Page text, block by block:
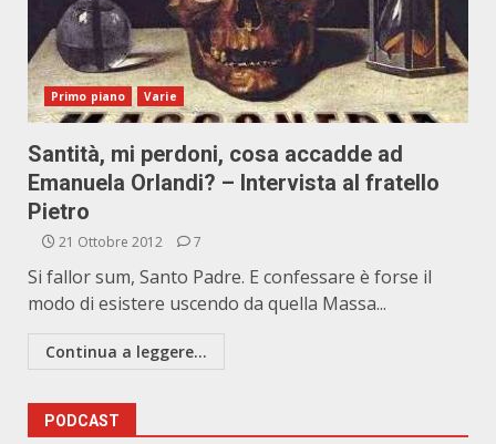
Primo piano Varie
Santità, mi perdoni, cosa accadde ad
Emanuela Orlandi? – Intervista al fratello
Pietro
21 Ottobre 2012 7
Si fallor sum, Santo Padre. E confessare è forse il
modo di esistere uscendo da quella Massa...
Continua a leggere...
PODCAST